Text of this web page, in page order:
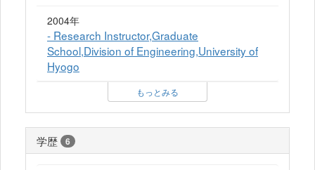
2004年
- Research Instructor,Graduate
School,Division of Engineering,University of
Hyogo
もっとみる
学歴 6